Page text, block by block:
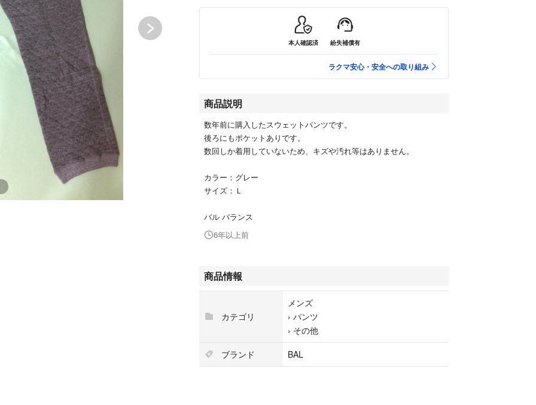
本人確認済 紛失補償有
ラクマ安心・安全への取り組み
商品説明
数年前に購入したスウェットパンツです。
後ろにもポケットありです。
数回しか着用していないため、キズや汚れ等はありません。
カラー：グレー
サイズ：Ｌ
バル バランス
6年以上前
商品情報
カテゴリ
メンズ
› パンツ
› その他
ブランド
BAL